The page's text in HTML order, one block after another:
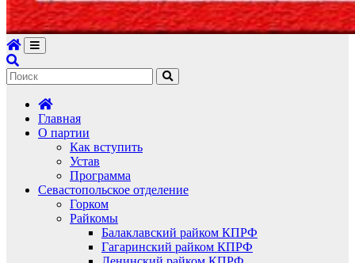
Главная
О партии
Как вступить
Устав
Программа
Севастопольское отделение
Горком
Райкомы
Балаклавский райком КПРФ
Гагаринский райком КПРФ